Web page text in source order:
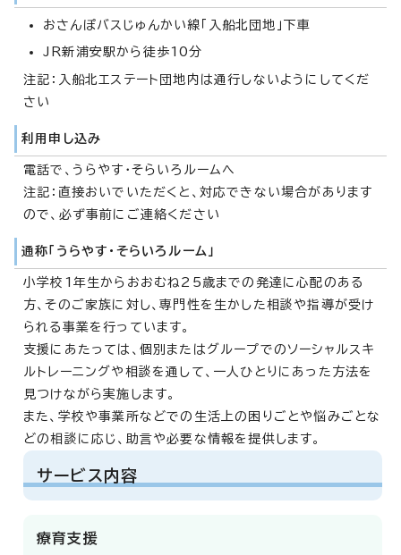
おさんぽバスじゅんかい線「入船北団地」下車
JR新浦安駅から徒歩10分
注記：入船北エステート団地内は通行しないようにしてくだ
さい
利用申し込み
電話で、うらやす・そらいろルームへ
注記：直接おいでいただくと、対応できない場合があります
ので、必ず事前にご連絡ください
通称「うらやす・そらいろルーム」
小学校1年生からおおむね25歳までの発達に心配のある
方、そのご家族に対し、専門性を生かした相談や指導が受け
られる事業を行っています。
支援にあたっては、個別またはグループでのソーシャルスキ
ルトレーニングや相談を通して、一人ひとりにあった方法を
見つけながら実施します。
また、学校や事業所などでの生活上の困りごとや悩みごとな
どの相談に応じ、助言や必要な情報を提供します。
サービス内容
療育支援